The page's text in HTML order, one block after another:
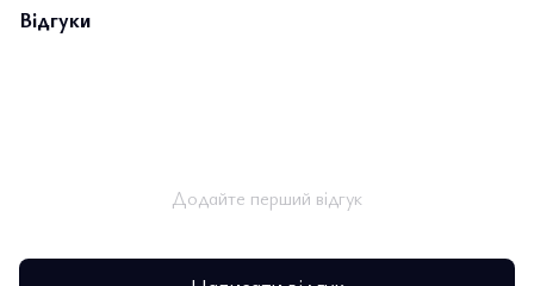
Відгуки
Додайте перший відгук